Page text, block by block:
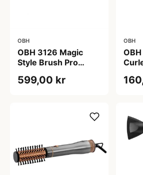
OBH
OBH 3126 Magic
Style Brush Pro
599,00 kr
OBH